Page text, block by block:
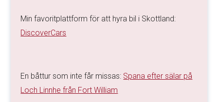
Min favoritplattform för att hyra bil i Skottland:
DiscoverCars
En båttur som inte får missas: Spana efter sälar på
Loch Linnhe från Fort William